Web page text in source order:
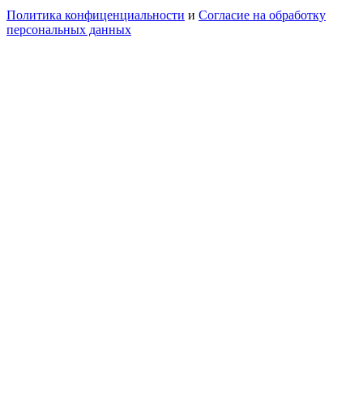
Политика конфиценциальности и Согласие на обработку
персональных данных